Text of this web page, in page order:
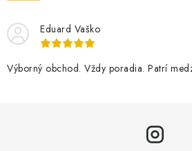
Eduard Vaško
Výborný obchod. Vždy poradia. Patrí